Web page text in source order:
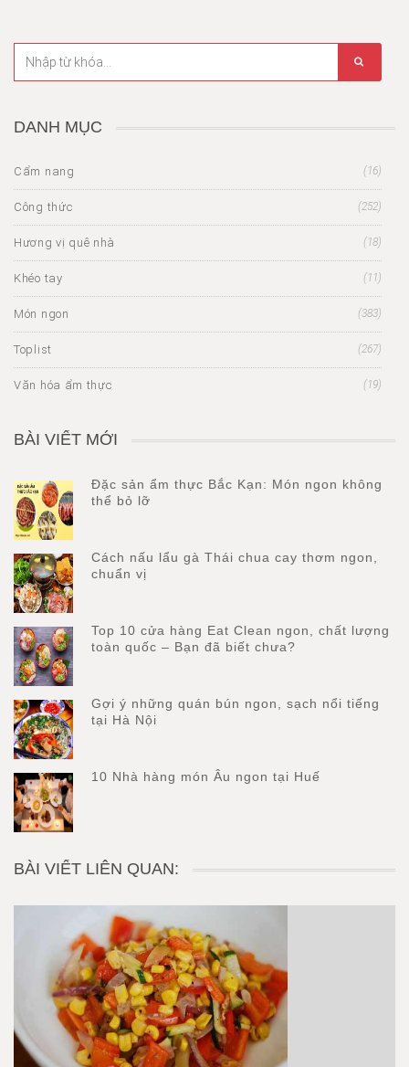
DANH MỤC
Cẩm nang (16)
Công thức (252)
Hương vị quê nhà (18)
Khéo tay (11)
Món ngon (383)
Toplist (267)
Văn hóa ẩm thực (19)
BÀI VIẾT MỚI
Đặc sản ẩm thực Bắc Kạn: Món ngon không
thể bỏ lỡ
Cách nấu lẩu gà Thái chua cay thơm ngon,
chuẩn vị
Top 10 cửa hàng Eat Clean ngon, chất lượng
toàn quốc – Bạn đã biết chưa?
Gợi ý những quán bún ngon, sạch nổi tiếng
tại Hà Nội
10 Nhà hàng món Âu ngon tại Huế
BÀI VIẾT LIÊN QUAN: